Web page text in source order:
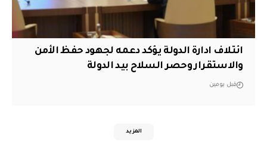
ائتلاف ادارة الدولة يؤكد دعمه لجهود حفظ الأمن
والاستقرار وحصر السلاح بيد الدولة
قبل يومين
المزيد